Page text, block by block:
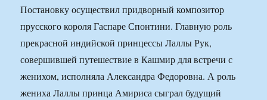
Постановку осуществил придворный композитор
прусского короля Гаспаре Спонтини. Главную роль
прекрасной индийской принцессы Лаллы Рук,
совершившей путешествие в Кашмир для встречи с
женихом, исполняла Александра Федоровна. А роль
жениха Лаллы принца Амириса сыграл будущий